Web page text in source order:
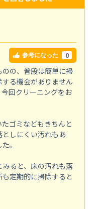
参考になった 0
の、普段は簡単に掃
る機会がありません
回クリーニングをお
ゴミなどもきちんと
しにくい汚れもあ
。
ると、床の汚れも落
定期的に掃除すると